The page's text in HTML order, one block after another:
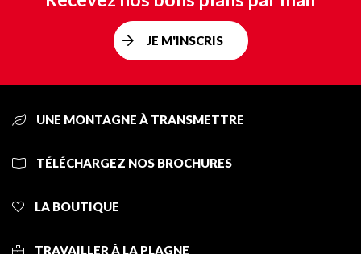
JE M'INSCRIS
UNE MONTAGNE À TRANSMETTRE
TÉLÉCHARGEZ NOS BROCHURES
LA BOUTIQUE
TRAVAILLER À LA PLAGNE